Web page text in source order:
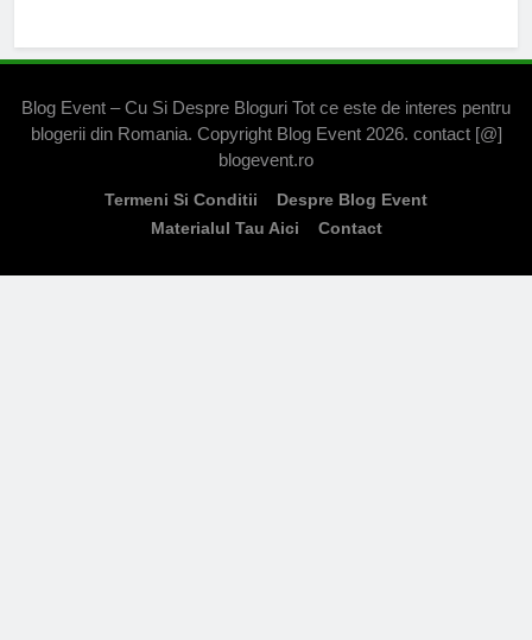
Blog Event – Cu Si Despre Bloguri Tot ce este de interes pentru
blogerii din Romania. Copyright Blog Event 2026. contact [@]
blogevent.ro
Termeni Si Conditii
Despre Blog Event
Materialul Tau Aici
Contact